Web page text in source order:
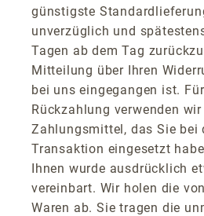
günstigste
unverzüglich und
Tagen ab dem Tag
Mitteilung über Ihren
bei uns eingegangen ist.
Rückzahlung verwenden
Zahlungsmittel, das Sie bei
Transaktion eingesetzt
Ihnen wurde ausdrücklich
vereinbart. Wir holen die
Waren ab. Sie tragen die